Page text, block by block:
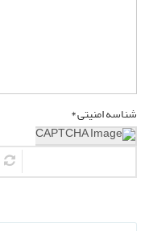
شناسه امنیتی *